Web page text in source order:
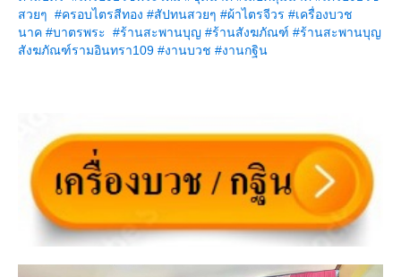
สวยๆ #ครอบไตรสีทอง #สัปทนสวยๆ #ผ้าไตรจีวร #เครื่องบวช
นาค #บาตรพระ #ร้านสะพานบุญ #ร้านสังฆภัณฑ์ #ร้านสะพานบุญ
สังฆภัณฑ์รามอินทรา109 #งานบวช #งานกฐิน